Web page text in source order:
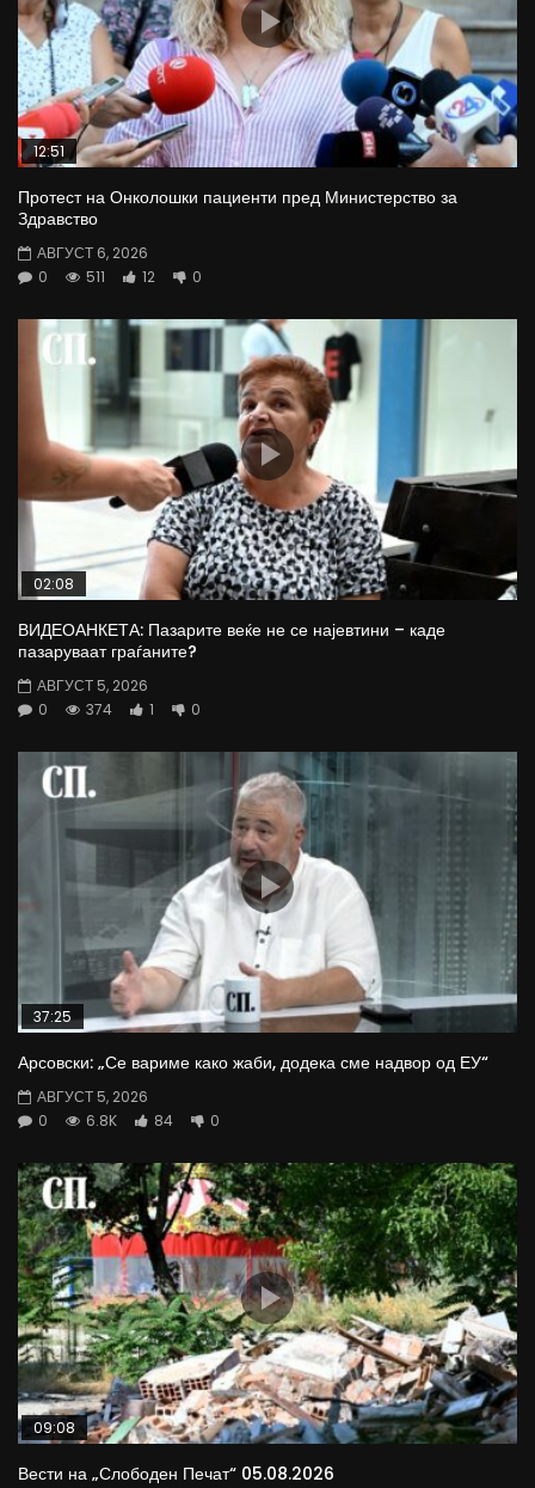
12:51
Протест на Онколошки пациенти пред Министерство за
Здравство
АВГУСТ 6, 2026
0
511 12 0
02:08
ВИДЕОАНКЕТА: Пазарите веќе не се најевтини – каде
пазаруваат граѓаните?
АВГУСТ 5, 2026
0
374 1 0
37:25
Арсовски: „Се вариме како жаби, додека сме надвор од ЕУ“
АВГУСТ 5, 2026
0
6.8K 84 0
09:08
Вести на „Слободен Печат“ 05.08.2026